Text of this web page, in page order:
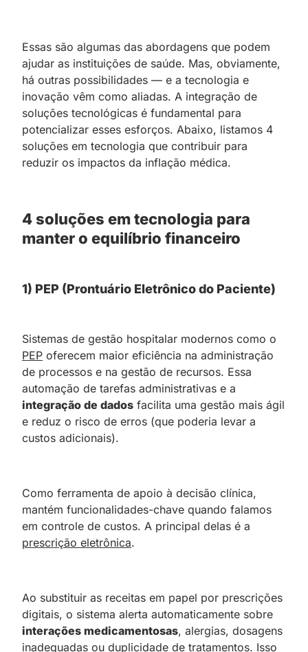
Essas são algumas das abordagens que podem
ajudar as instituições de saúde. Mas, obviamente,
há outras possibilidades — e a tecnologia e
inovação vêm como aliadas. A integração de
soluções tecnológicas é fundamental para
potencializar esses esforços. Abaixo, listamos 4
soluções em tecnologia que contribuir para
reduzir os impactos da inflação médica.
4 soluções em tecnologia para
manter o equilíbrio financeiro
1) PEP (Prontuário Eletrônico do Paciente)
Sistemas de gestão hospitalar modernos como o
PEP oferecem maior eficiência na administração
de processos e na gestão de recursos. Essa
automação de tarefas administrativas e a
integração de dados facilita uma gestão mais ágil
e reduz o risco de erros (que poderia levar a
custos adicionais).
Como ferramenta de apoio à decisão clínica,
mantém funcionalidades-chave quando falamos
em controle de custos. A principal delas é a
prescrição eletrônica.
Ao substituir as receitas em papel por prescrições
digitais, o sistema alerta automaticamente sobre
interações medicamentosas, alergias, dosagens
inadequadas ou duplicidade de tratamentos. Isso